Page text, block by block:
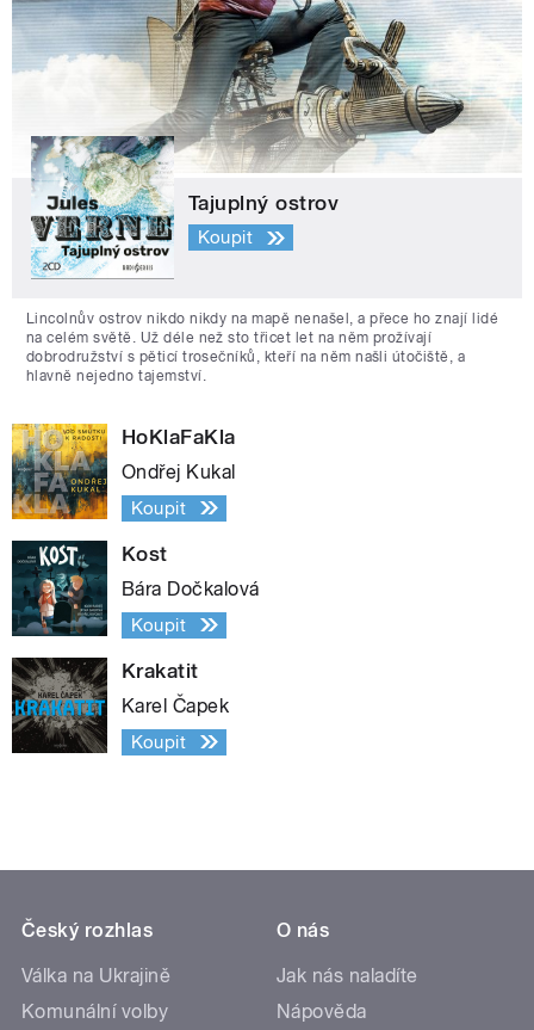
Tajuplný ostrov
Koupit
Lincolnův ostrov nikdo nikdy na mapě nenašel, a přece ho znají lidé
na celém světě. Už déle než sto třicet let na něm prožívají
dobrodružství s pěticí trosečníků, kteří na něm našli útočiště, a
hlavně nejedno tajemství.
HoKlaFaKla
Ondřej Kukal
Koupit
Kost
Bára Dočkalová
Koupit
Krakatit
Karel Čapek
Koupit
Český rozhlas
Válka na Ukrajině
Komunální volby
O nás
Jak nás naladíte
Nápověda